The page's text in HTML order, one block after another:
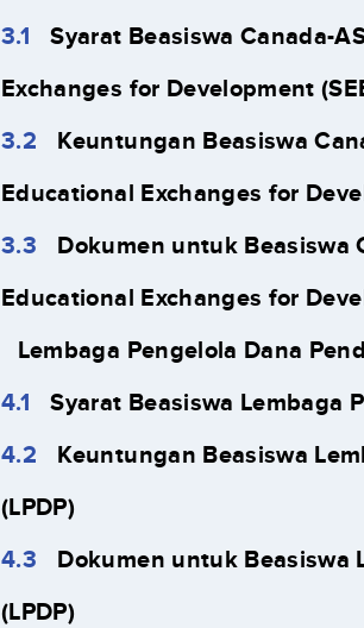
Syarat Beasiswa Canada-
Exchanges for Development
Keuntungan Beasiswa
Educational Exchanges for
Dokumen untuk Beasiswa
Educational Exchanges for
Lembaga Pengelola Dana
Syarat Beasiswa Lembaga
Keuntungan Beasiswa
(LPDP)
Dokumen untuk Beasiswa
(LPDP)